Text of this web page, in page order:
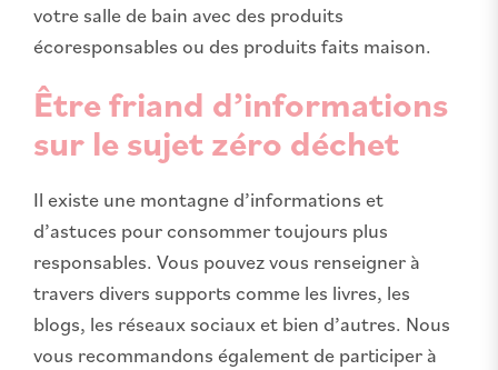
votre salle de bain avec des produits
écoresponsables ou des produits faits maison.
Être friand d’informations
sur le sujet zéro déchet
Il existe une montagne d’informations et
d’astuces pour consommer toujours plus
responsables. Vous pouvez vous renseigner à
travers divers supports comme les livres, les
blogs, les réseaux sociaux et bien d’autres. Nous
vous recommandons également de participer à